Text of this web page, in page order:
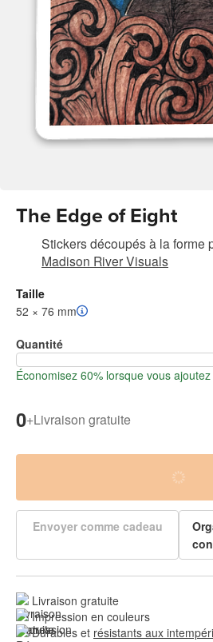
The Edge of Eight
Stickers découpés à la forme
Madison River Visuals
Taille
52 × 76 mm
Quantité
Économisez 60% lorsque vous
0+Livraison gratuite
Envoyer comme cadeau
Livraison gratuite
Impression en couleurs
Durables et résistants aux